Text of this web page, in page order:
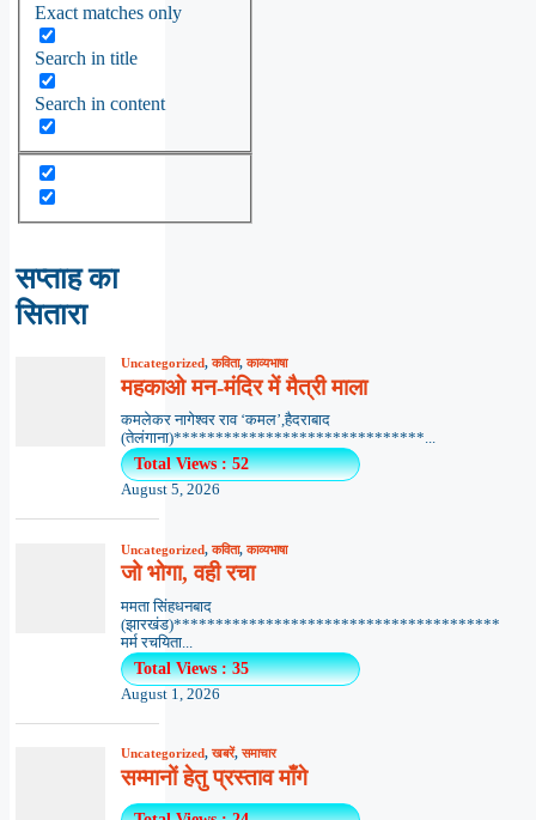
Exact matches only
Search in title
Search in content
सप्ताह का
सितारा
Uncategorized,कविता,काव्यभाषा
महकाओ मन-मंदिर में मैत्री माला
कमलेकर नागेश्वर राव ‘कमल’,हैदराबाद
(तेलंगाना)******************************...
Total Views : 52
August 5, 2026
Uncategorized,कविता,काव्यभाषा
जो भोगा, वही रचा
ममता सिंहधनबाद
(झारखंड)***************************************
मर्म रचयिता...
Total Views : 35
August 1, 2026
Uncategorized,खबरें,समाचार
सम्मानों हेतु प्रस्ताव माँगे